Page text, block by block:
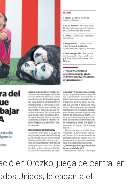
en Orozko, juega de central en
Unidos, le encanta el